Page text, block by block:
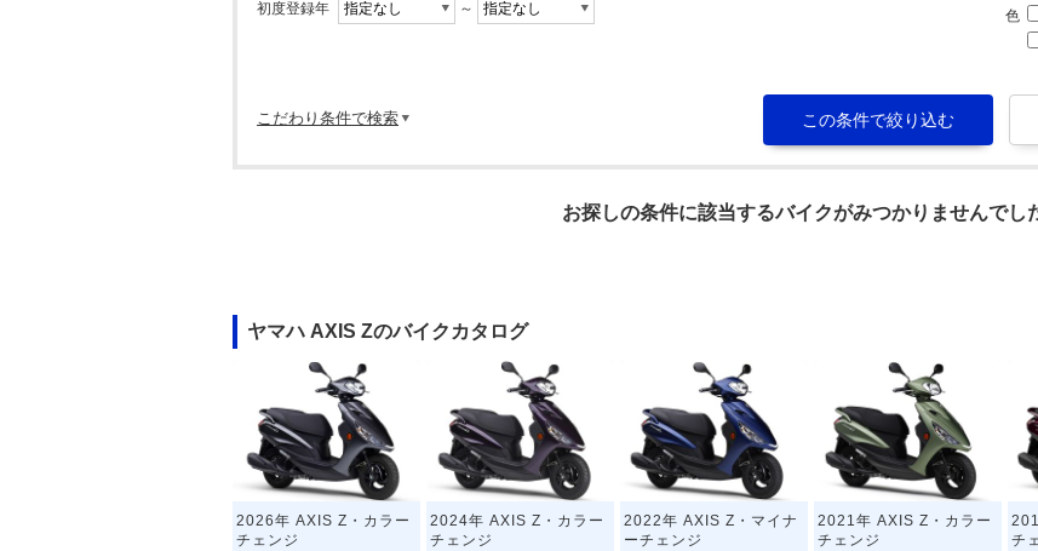
初度登録年 ～ 色
こだわり条件で検索
お探しの条件に該当するバイクがみつかりませんでし
ヤマハ AXIS Zのバイクカタログ
2026年 AXIS Z・カラー
チェンジ
2024年 AXIS Z・カラー
チェンジ
2022年 AXIS Z・マイナ
ーチェンジ
2021年 AXIS Z・カラー
チェンジ
チ